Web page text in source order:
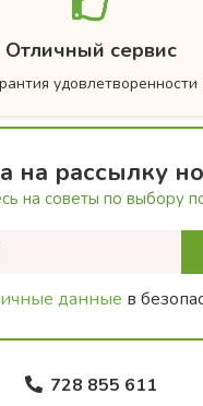
Отличный сервис
удовлетворенности
на рассылку
на советы по выбору
данные в
728 855 611